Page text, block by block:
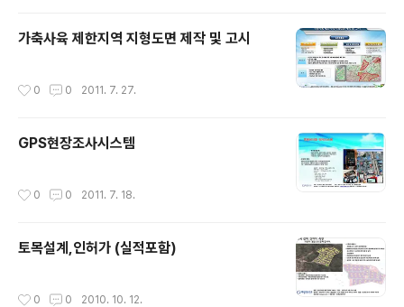
가축사육 제한지역 지형도면 제작 및 고시
0 0 2011. 7. 27.
GPS현장조사시스템
0 0 2011. 7. 18.
토목설계,인허가 (실적포함)
0 0 2010. 10. 12.